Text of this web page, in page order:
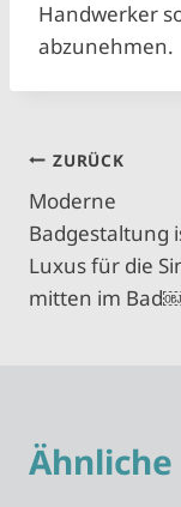
Handwerker
abzunehmen.
ZURÜCK
Moderne
Badgestaltung
Luxus für die
mitten im